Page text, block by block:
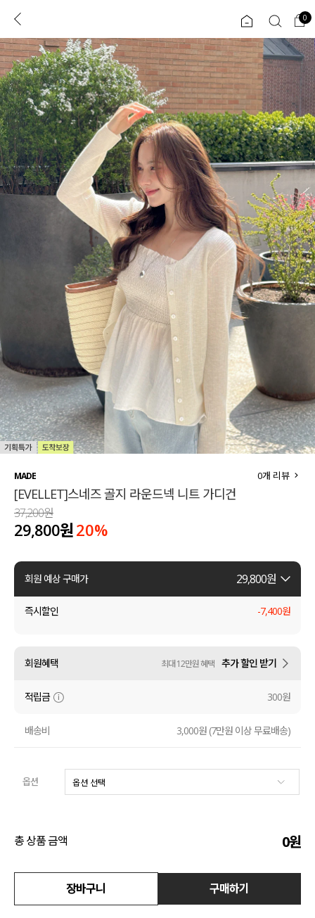
로그인 0
ENG
TW
JP
콘텐츠 리뷰 & 혜택 플러스핏 회원혜택 입
CATEGORY COMMUNITY
도착보장⚡
인플루언서 pick!
세트할인 ~30%
하객룩
살안타템
110사이즈
티셔츠
팬츠
셔츠
원피스
액티브
아우터
코디템
ALL
익스클루시브
아우터
니트
블라우스
원피스
팬츠
스커트
언더웨어
0
MADE
[EVELLET]스네즈 골지 라운드넥 니트 가디건
0개 리뷰
37,200원
29,800원 20%
회원 예상 구매가 29,800원
즉시할인 -7,400원
회원혜택 최대 12만원 혜택 추가 할인 받기
적립금 300원
배송비 3,000원 (7만원 이상 무료배송)
옵션
총 상품 금액 0원
장바구니 구매하기